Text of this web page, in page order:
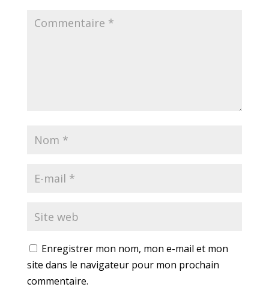
Enregistrer mon nom, mon e-mail et mon
site dans le navigateur pour mon prochain
commentaire.